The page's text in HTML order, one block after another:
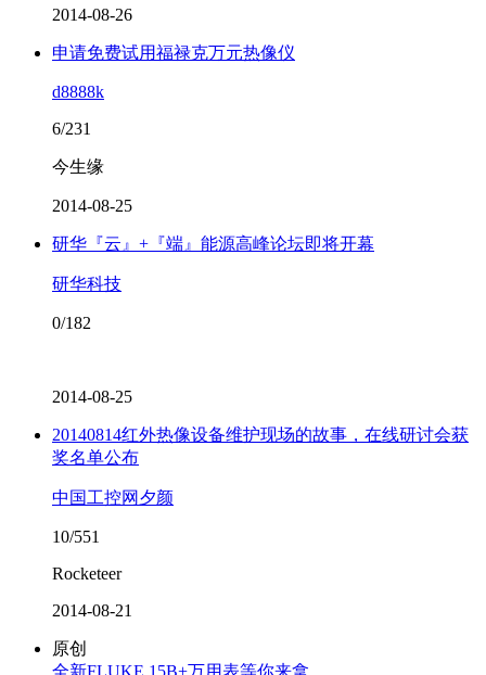
2014-08-26
申请免费试用福禄克万元热像仪
d8888k
6/231
今生缘
2014-08-25
研华『云』+『端』能源高峰论坛即将开幕
研华科技
0/182
2014-08-25
20140814红外热像设备维护现场的故事，在线研讨会获
奖名单公布
中国工控网夕颜
10/551
Rocketeer
2014-08-21
原创
全新FLUKE 15B+万用表等你来拿